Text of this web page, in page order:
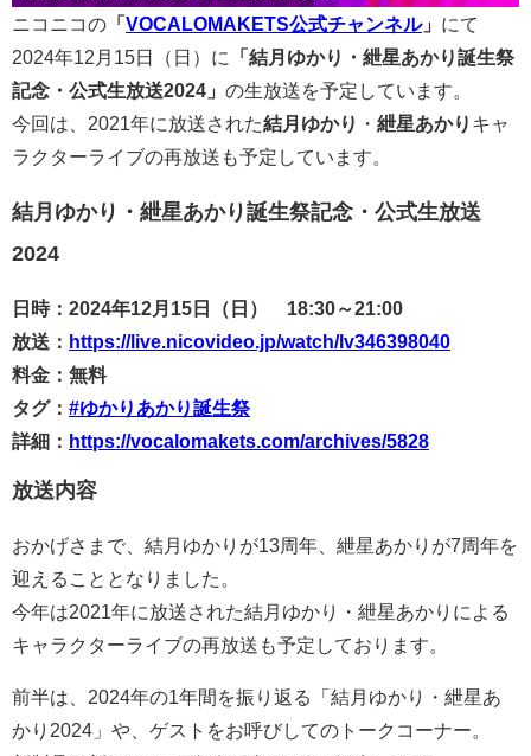
ニコニコの 「 VOCALOMAKETS公式チャンネル」 にて
2024年12月15日（日）に
「結月ゆかり・紲星あかり誕生祭
記念・公式生放送2024」 の生放送を予定しています。
今回は、2021年に放送された結月ゆかり ・ 紲星あかり キャ
ラクターライブの再放送も予定しています。
結月ゆかり・紲星あかり誕生祭記念・公式生放送
2024
日時：2024年12月15日（日） 18:30～21:00
放送： https://live.nicovideo.jp/watch/lv346398040
料金：無料
タグ： #ゆかりあかり誕生祭
詳細： https://vocalomakets.com/archives/5828
放送内容
おかげさまで、結月ゆかりが13周年、紲星あかりが7周年を
迎えることとなりました。
今年は2021年に放送された結月ゆかり・紲星あかりによる
キャラクターライブの再放送も予定しております。
前半は、2024年の1年間を振り返る「結月ゆかり・紲星あ
かり2024」や、ゲストをお呼びしてのトークコーナー。